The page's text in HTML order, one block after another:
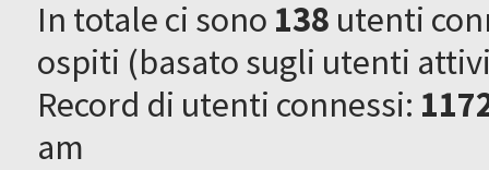
In totale ci sono 138 utenti
ospiti (basato sugli utenti
Record di utenti connessi:
am